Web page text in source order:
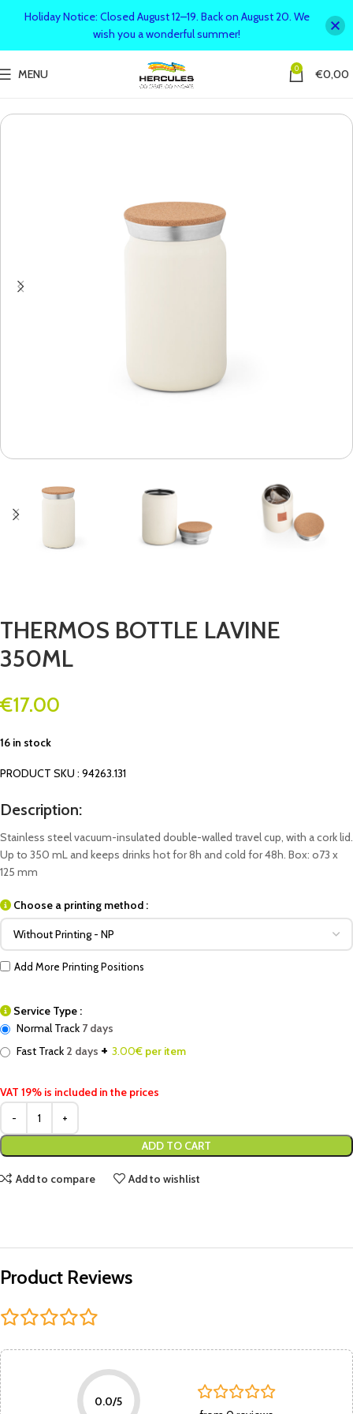
MENU 0 €0,00
THERMOS BOTTLE LAVINE
350ML
€17.00
16 in stock
PRODUCT SKU : 94263.131
Description:
Stainless steel vacuum-insulated double-walled travel cup, with a cork lid.
Up to 350 mL and keeps drinks hot for 8h and cold for 48h. Box: o73 x
125 mm
Choose a printing method :
Add More Printing Positions
Service Type :
Normal Track 7 days
Fast Track 2 days + 3.00€ per item
VAT 19% is included in the prices
ADD TO CART
Add to compare Add to wishlist
Product Reviews
0.0/5
Holiday Notice: Closed August 12–19. Back on August 20. We
wish you a wonderful summer!